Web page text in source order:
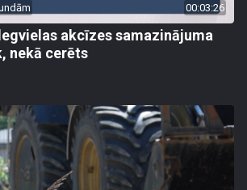
00:03:26
akcīzes samazinājuma
nekā cerēts